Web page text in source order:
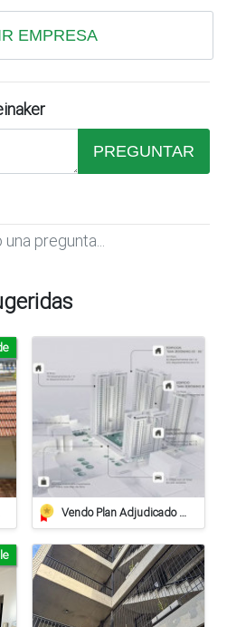
EMPRESA
PREGUNTAR
pregunta...
Vendo Plan Adjudicado Pilay